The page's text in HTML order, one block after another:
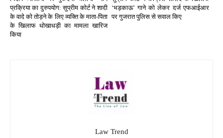
प्रक्रिया का दुरुपयोग: सुप्रीम कोर्ट ने शादी
के वादे को तोड़ने के लिए व्यक्ति के माता-पिता
के खिलाफ धोखाधड़ी का मामला खारिज
किया
‘भड़काऊ’ गाने को लेकर दर्ज एफआईआर
पर गुजरात पुलिस से सवाल किए
Law Trend